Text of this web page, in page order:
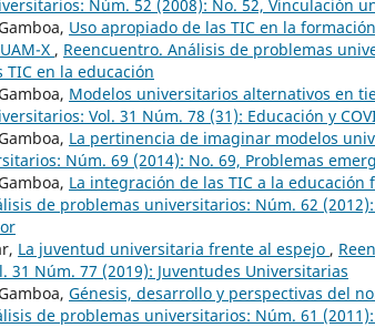
Núm. 52 (2008): No. 52, Vinculación
Uso apropiado de las TIC en la
X , Reencuentro. Análisis de problemas
en la educación
Modelos universitarios alternativos en
Vol. 31 Núm. 78 (31): Educación y
La pertinencia de imaginar modelos
Núm. 69 (2014): No. 69, Problemas
La integración de las TIC a la
de problemas universitarios: Núm. 62
La juventud universitaria frente al espejo ,
31 Núm. 77 (2019): Juventudes Universitarias
Génesis, desarrollo y perspectivas del
de problemas universitarios: Núm. 61